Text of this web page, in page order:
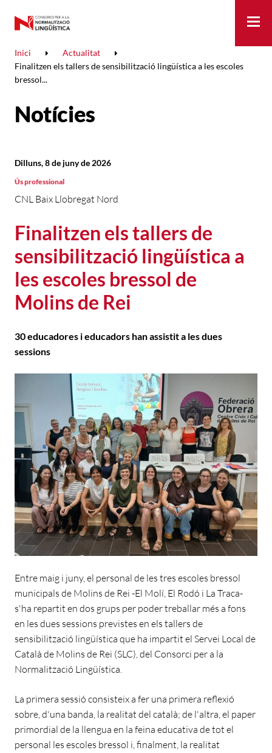
Inici
Actualitat
Finalitzen els tallers de sensibilització lingüística a les escoles
bressol...
Notícies
Finalitzen els tallers de
sensibilització lingüística a
les escoles bressol de
Molins de Rei
CNL Baix Llobregat Nord
Dilluns, 8 de juny de 2026
Ús professional
30 educadores i educadors han assistit a les dues
sessions
Entre maig i juny, el personal de les tres escoles bressol
municipals de Molins de Rei -El Molí, El Rodó i La Traca-
s'ha repartit en dos grups per poder treballar més a fons
en les dues sessions previstes en els tallers de
sensibilització lingüística que ha impartit el Servei Local de
Català de Molins de Rei (SLC), del Consorci per a la
Normalització Lingüística.
La primera sessió consisteix a fer una primera reflexió
sobre, d'una banda, la realitat del català; de l'altra, el paper
primordial de la llengua en la feina educativa de tot el
personal les escoles bressol i, finalment, la realitat